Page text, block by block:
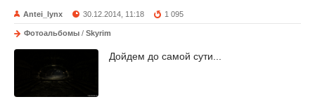
Antei_lynx 30.12.2014, 11:18 1 095
Фотоальбомы / Skyrim
Дойдем до самой сути...